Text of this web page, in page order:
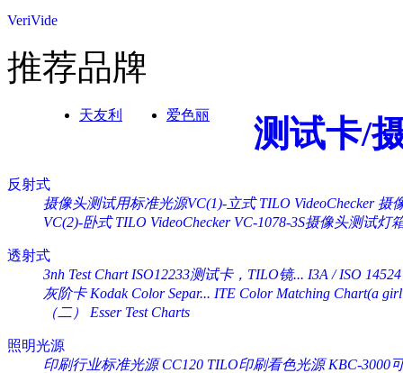
VeriVide
推荐品牌
天友利 爱色丽 测试卡/
反射式
摄像头测试用标准光源VC(1)-立式 TILO VideoChecker 摄
VC(2)-卧式 TILO VideoChecker VC-1078-3S摄像头测试灯
透射式
3nh Test Chart ISO12233测试卡，TILO镜... I3A / ISO
灰阶卡 Kodak Color Separ... ITE Color Matching Chart(a
（二） Esser Test Charts
照明光源
印刷行业标准光源 CC120 TILO印刷看色光源 KBC-3000